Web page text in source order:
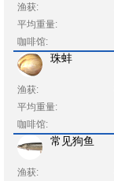
渔获:
平均重量:
咖啡馆:
珠蚌
渔获:
平均重量:
咖啡馆:
常见狗鱼
渔获: